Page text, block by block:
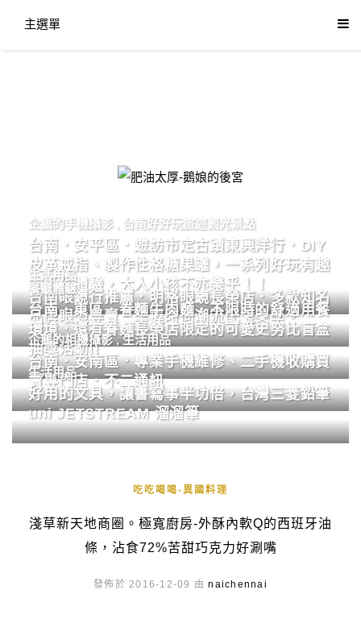
主選單
肥油太厚-鵝娘的後宮
企鵝的手機攝影 台南好好玩旅遊觀光景點
台南．安平區．遊訪市定古蹟東興洋行．DIY
皮革戒指、製作性格糖果罐，一系列好玩有趣
的手作體驗，大人小孩不亦樂乎！！
生活用品
台南眼鏡行推薦．明格眼鏡長榮店．多款知名
品牌眼鏡專賣．掌握時尚潮流配鏡美學。
餐廳體驗
台南．東區．眷麵牛肉麵．不限時的舒適用餐
環境．還有眷麵長榮店限定的可愛史努比盲盒
抽獎活動!!
企鵝的相機攝影,生活用品
台南．安南區．專業手機維修、二手機收購買
賣專門店．不二通訊
生活用品
好用的文具，讓書寫事半功倍，台灣三菱鉛筆
uni JETSTREAM 溜溜筆
吃吃喝喝-異國料理
淺草新天地商圈。極寬廚房-外酥內軟Q的西班牙油
條，沾食72%苦甜巧克力好涮嘴
發佈於 2016-12-09 由naichennai